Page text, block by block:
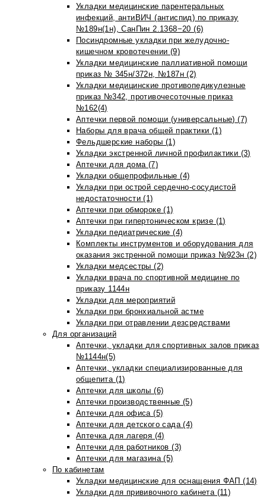
Укладки медицинские парентеральных
инфекций, антиВИЧ (антиспид) по приказу
№189н(1н), СанПин 2.1368−20 (6)
Посиндромные укладки при желудочно-
кишечном кровотечении (9)
Укладки медицинские паллиативной помощи
приказ № 345н/372н, №187н (2)
Укладки медицинские противопедикулезные
приказ №342, противочесоточные приказ
№162(4)
Аптечки первой помощи (универсальные) (7)
Наборы для врача общей практики (1)
Фельдшерские наборы (1)
Укладки экстренной личной профилактики (3)
Аптечки для дома (7)
Укладки общепрофильные (4)
Укладки при острой сердечно-сосудистой
недостаточности (1)
Аптечки при обмороке (1)
Аптечки при гипертоническом кризе (1)
Укладки педиатрические (4)
Комплекты инструментов и оборудования для
оказания экстренной помощи приказ №923н (2)
Укладки медсестры (2)
Укладки врача по спортивной медицине по
приказу 1144н
Укладки для мероприятий
Укладки при бронхиальной астме
Укладки при отравлении дезсредствами
Для организаций
Аптечки, укладки для спортивных залов приказ
№1144н(5)
Аптечки, укладки специализированные для
общепита (1)
Аптечки для школы (6)
Аптечки производственные (5)
Аптечки для офиса (5)
Аптечки для детского сада (4)
Аптечка для лагеря (4)
Аптечки для работников (3)
Аптечки для магазина (5)
По кабинетам
Укладки медицинские для оснащения ФАП (14)
Укладки для прививочного кабинета (11)